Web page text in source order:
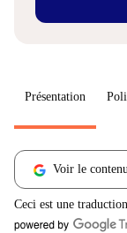
Présentation
Voir le
Ceci est une